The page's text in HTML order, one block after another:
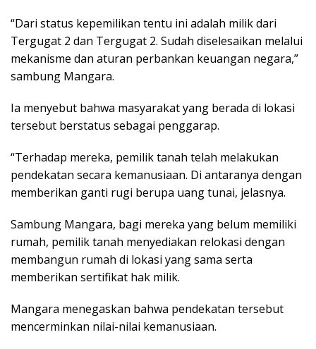
“Dari status kepemilikan tentu ini adalah milik dari
Tergugat 2 dan Tergugat 2. Sudah diselesaikan melalui
mekanisme dan aturan perbankan keuangan negara,”
sambung Mangara.
Ia menyebut bahwa masyarakat yang berada di lokasi
tersebut berstatus sebagai penggarap.
“Terhadap mereka, pemilik tanah telah melakukan
pendekatan secara kemanusiaan. Di antaranya dengan
memberikan ganti rugi berupa uang tunai, jelasnya.
Sambung Mangara, bagi mereka yang belum memiliki
rumah, pemilik tanah menyediakan relokasi dengan
membangun rumah di lokasi yang sama serta
memberikan sertifikat hak milik.
Mangara menegaskan bahwa pendekatan tersebut
mencerminkan nilai-nilai kemanusiaan.